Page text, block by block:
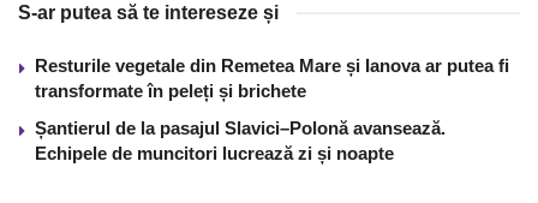
S-ar putea să te intereseze și
Resturile vegetale din Remetea Mare și Ianova ar putea fi
transformate în peleți și brichete
Șantierul de la pasajul Slavici–Polonă avansează.
Echipele de muncitori lucrează zi și noapte